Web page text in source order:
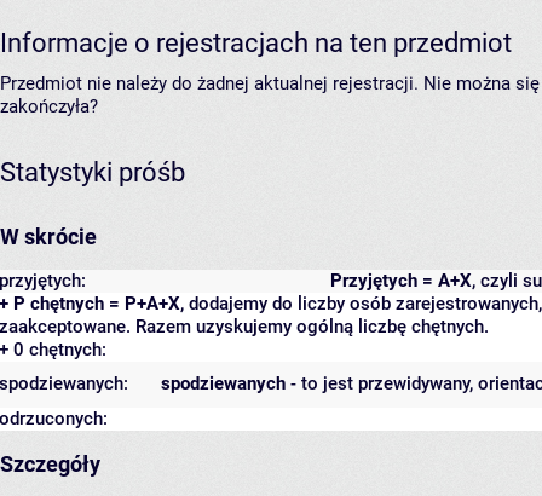
Informacje o rejestracjach na ten przedmiot
Przedmiot nie należy do żadnej aktualnej rejestracji. Nie można
zakończyła?
Statystyki próśb
W skrócie
Przyjętych = A+X, czyli
przyjętych:
+ P chętnych = P+A+X, dodajemy do liczby osób
zaakceptowane. Razem uzyskujemy ogólną liczbę chętnych.
+ 0 chętnych:
spodziewanych - to jest przewidywany,
spodziewanych:
odrzuconych:
Szczegóły